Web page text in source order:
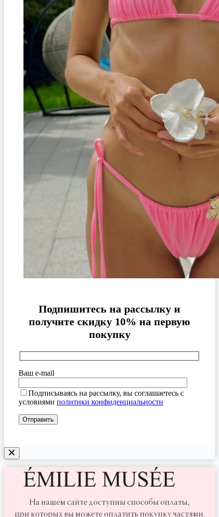
Подпишитесь на рассылку и
получите скидку 10% на первую
покупку
Ваш e-mail
Подписываясь на рассылку, вы соглашаетесь с
условиями политики конфиденциальности
На нашем сайте доступны способы оплаты,
при которых вы можете оплатить покупку частями.